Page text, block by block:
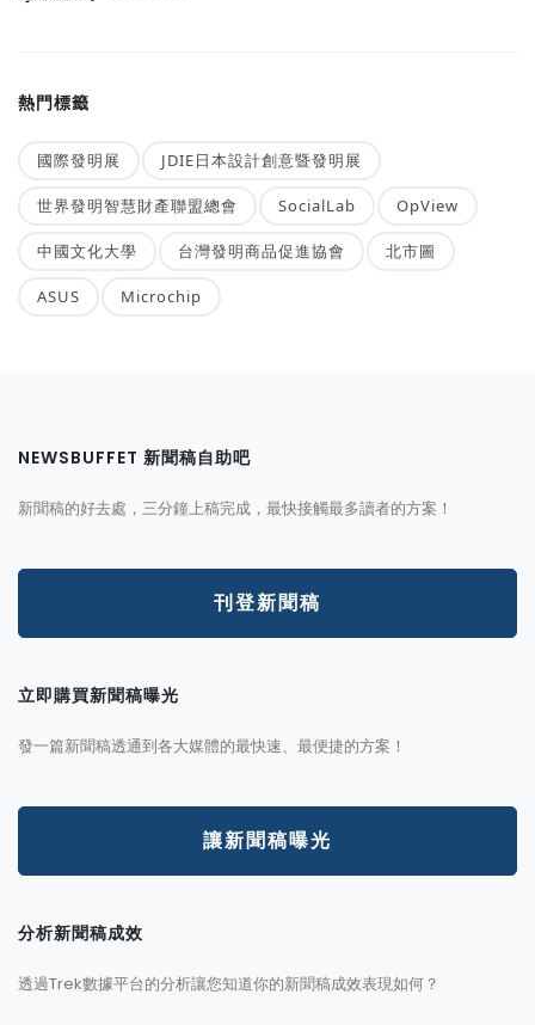
熱門標籤
國際發明展 JDIE日本設計創意暨發明展
世界發明智慧財產聯盟總會 SocialLab OpView
中國文化大學 台灣發明商品促進協會 北市圖
ASUS Microchip
NEWSBUFFET 新聞稿自助吧
新聞稿的好去處，三分鐘上稿完成，最快接觸最多讀者的方案！
刊登新聞稿
立即購買新聞稿曝光
發一篇新聞稿透通到各大媒體的最快速、最便捷的方案！
讓新聞稿曝光
分析新聞稿成效
透過Trek數據平台的分析讓您知道你的新聞稿成效表現如何？